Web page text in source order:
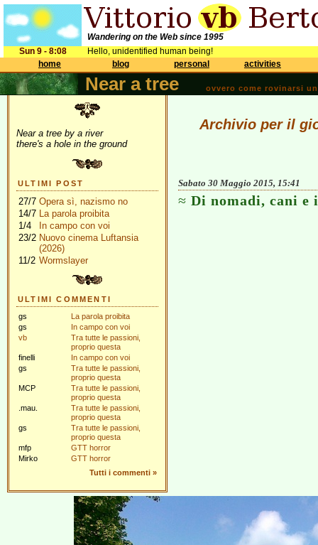
Wandering on the Web since 1995
Sun 9 - 8:08
Hello, unidentified human being!
home
blog personal activities
Near a tree ovvero come rovinarsi
Near a tree by a river
there's a hole in the ground
ULTIMI POST
27/7 Opera sì, nazismo no
14/7 La parola proibita
1/4
In campo con voi
23/2 Nuovo cinema Luftansia
(2026)
11/2 Wormslayer
ULTIMI COMMENTI
gs
La parola proibita
gs
In campo con voi
vb
Tra tutte le passioni,
proprio questa
finelli
In campo con voi
gs
Tra tutte le passioni,
proprio questa
MCP
Tra tutte le passioni,
proprio questa
.mau.
Tra tutte le passioni,
proprio questa
gs
Tra tutte le passioni,
proprio questa
mfp
GTT horror
Mirko
GTT horror
Tutti i commenti »
Archivio per il
Sabato 30 Maggio 2015, 15:41
Di nomadi, cani e